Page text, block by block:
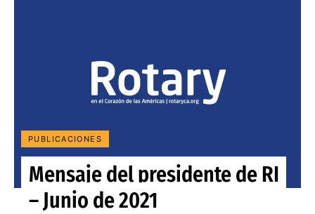
PUBLICACIONES
Mensaje del presidente de RI
– Junio de 2021